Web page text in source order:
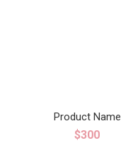
Product Name
$300